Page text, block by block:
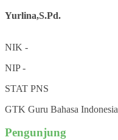
Yurlina,S.Pd.
NIK -
NIP-
STAT PNS
GTK Guru Bahasa Indonesia
Pengunjung